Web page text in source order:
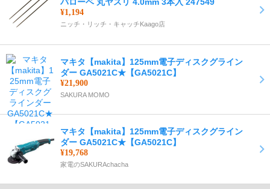
¥1,194
ニッチ・リッチ・キャッチKaago店
マキタ【makita】125mm電子ディスクグライン
ダー GA5021C★【GA5021C】
¥21,900
SAKURA MOMO
マキタ【makita】125mm電子ディスクグライン
ダー GA5021C★【GA5021C】
¥19,768
家電のSAKURAchacha